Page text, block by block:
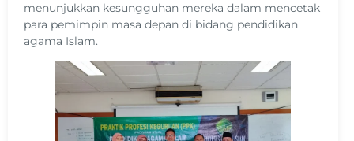
menunjukkan kesungguhan mereka dalam mencetak
para pemimpin masa depan di bidang pendidikan
agama Islam.